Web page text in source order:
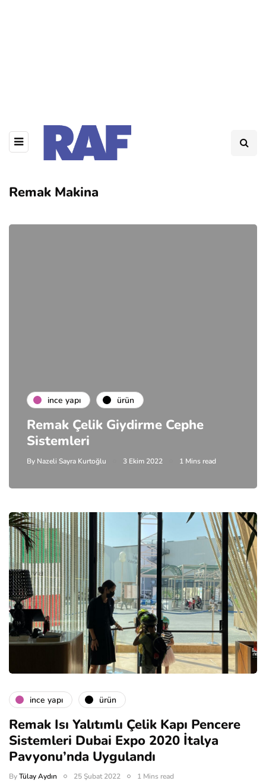
Remak Makina
i̇nce yapı ürün
Remak Çelik Giydirme Cephe
Sistemleri
By Nazeli Sayra Kurtoğlu 3 Ekim 2022 1 Mins read
i̇nce yapı ürün
Remak Isı Yalıtımlı Çelik Kapı Pencere
Sistemleri Dubai Expo 2020 İtalya
Pavyonu’nda Uygulandı
ByTülay Aydın 25 Şubat 2022 1 Mins read